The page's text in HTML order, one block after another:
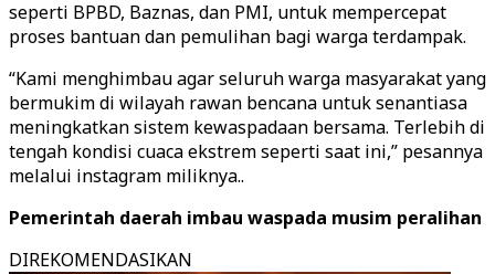
seperti BPBD, Baznas, dan PMI, untuk mempercepat
proses bantuan dan pemulihan bagi warga terdampak.
“Kami menghimbau agar seluruh warga masyarakat yang
bermukim di wilayah rawan bencana untuk senantiasa
meningkatkan sistem kewaspadaan bersama. Terlebih di
tengah kondisi cuaca ekstrem seperti saat ini,” pesannya
melalui instagram miliknya..
Pemerintah daerah imbau waspada musim peralihan
DIREKOMENDASIKAN